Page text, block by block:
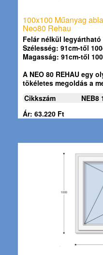
100x100 Műanyag
Neo80 Rehau
Felár nélkül legyártható
Szélesség: 91cm-től
Magasság: 91cm-től
A NEO 80 REHAU egy
tökéletes megoldás a
Cikkszám
NEB8
Ár: 63.220 Ft